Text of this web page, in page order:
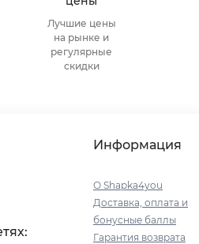
Лучшие цены
на рынке и
регулярные
скидки
Информация
О Shapka4you
Доставка, оплата и
бонусные баллы
Гарантия возврата